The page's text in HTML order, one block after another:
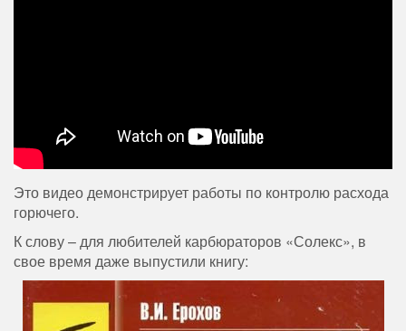
Это видео демонстрирует работы по контролю расхода
горючего.
К слову – для любителей карбюраторов «Солекс», в
свое время даже выпустили книгу: